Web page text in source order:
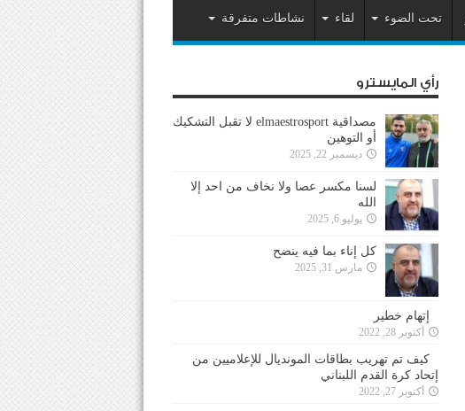
تحت الضوء لقاء نشاطات متفرقة
رأي المايسترو
مصداقية elmaestrosport لا تقبل التشكيك
أو التوهين
ديسمبر 22, 2025
لسنا مكسر عصا ولا نخاف من احد إلا
الله
يوليو 6, 2025
كل إناء بما فيه ينضح
مارس 31, 2025
إتهام خطير
أكتوبر 28, 2022
كيف تم تهريب بطاقات المونديال للإعلاميين من
إتحاد كرة القدم اللبناني
أكتوبر 27, 2022